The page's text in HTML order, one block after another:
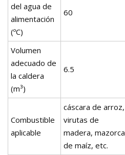
del agua de
alimentación
(ºC)
60
Volumen
adecuado de
la caldera
(m³)
6.5
Combustible
aplicable
cáscara de arroz,
virutas de
madera, mazorca
de maíz, etc.